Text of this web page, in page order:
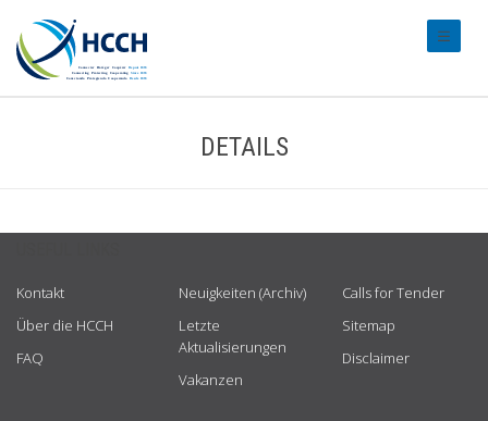
DETAILS
Kontakt
Über die HCCH
FAQ
Neuigkeiten (Archiv)
Letzte
Aktualisierungen
Vakanzen
Calls for Tender
Sitemap
Disclaimer